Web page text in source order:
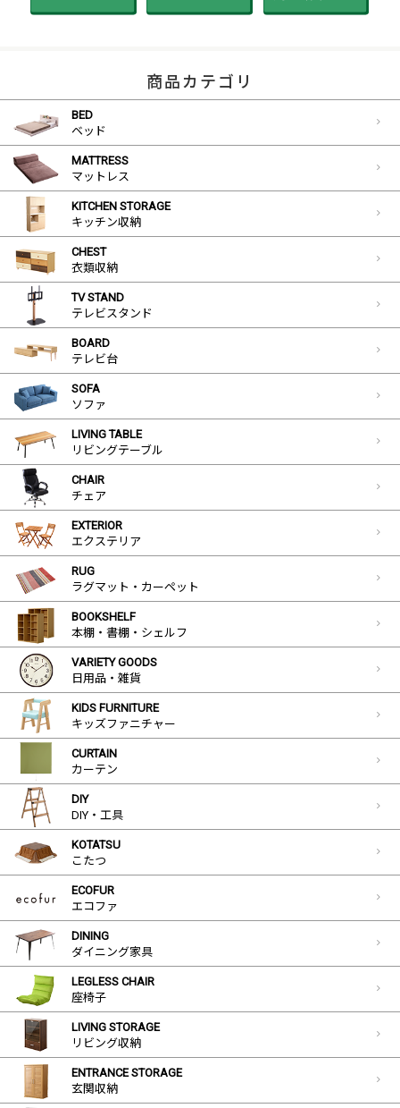
商品カテゴリ
BED
ベッド
MATTRESS
マットレス
KITCHEN STORAGE
キッチン収納
CHEST
衣類収納
TV STAND
テレビスタンド
BOARD
テレビ台
SOFA
ソファ
LIVING TABLE
リビングテーブル
CHAIR
チェア
EXTERIOR
エクステリア
RUG
ラグマット・カーペット
BOOKSHELF
本棚・書棚・シェルフ
VARIETY GOODS
日用品・雑貨
KIDS FURNITURE
キッズファニチャー
CURTAIN
カーテン
DIY
DIY・工具
KOTATSU
こたつ
ECOFUR
エコファ
DINING
ダイニング家具
LEGLESS CHAIR
座椅子
LIVING STORAGE
リビング収納
ENTRANCE STORAGE
玄関収納